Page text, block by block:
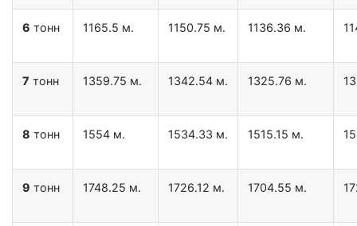
6 тонн 1165.5 м. 1150.75 м. 1136.36 м.
7 тонн 1359.75 м. 1342.54 м. 1325.76 м.
8 тонн 1554 м. 1534.33 м. 1515.15 м.
9 тонн 1748.25 м. 1726.12 м. 1704.55 м.